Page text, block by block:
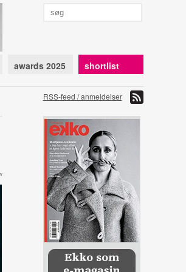
awards 2025 shortlist
RSS-feed / anmeldelser